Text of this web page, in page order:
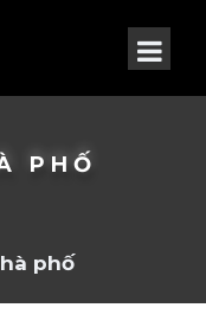
PHỐ
phố